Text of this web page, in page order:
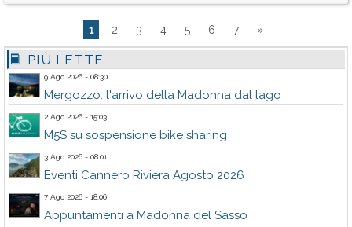
1 2 3 4 5 6 7 »
PIÙ LETTE
9 Ago 2026 - 08:30
Mergozzo: l'arrivo della Madonna dal lago
2 Ago 2026 - 15:03
M5S su sospensione bike sharing
3 Ago 2026 - 08:01
Eventi Cannero Riviera Agosto 2026
7 Ago 2026 - 18:06
Appuntamenti a Madonna del Sasso